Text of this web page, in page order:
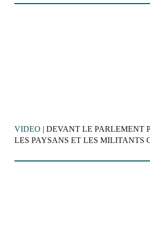
VIDEO | DEVANT LE PARLEMENT
LES PAYSANS ET LES MILITANTS